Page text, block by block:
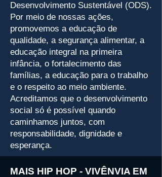
Desenvolvimento Sustentável (ODS).
Por meio de nossas ações,
promovemos a educação de
qualidade, a segurança alimentar, a
educação integral na primeira
infância, o fortalecimento das
famílias, a educação para o trabalho
e o respeito ao meio ambiente.
Acreditamos que o desenvolvimento
social só é possível quando
caminhamos juntos, com
responsabilidade, dignidade e
esperança.
MAIS HIP HOP - VIVÊNVIA EM